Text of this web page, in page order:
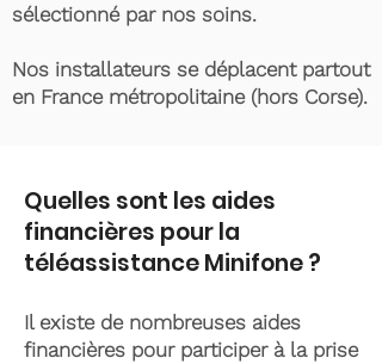
sélectionné par nos soins.
Nos installateurs se déplacent partout
en France métropolitaine (hors Corse).
Quelles sont les aides
financières pour la
téléassistance Minifone ?
Il existe de nombreuses aides
financières pour participer à la prise